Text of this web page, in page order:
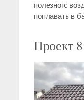
полезного
поплавать в
Проект